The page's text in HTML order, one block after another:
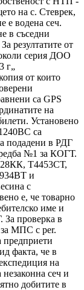
на с. Стеврек,
е водена сеч.
в съседни
резултатите от
серия ДОО
г„
от които
са GPS
на
Установено
са
подадени в РДГ
№1 за КОГТ.
Т4453СТ,
и
с
е, че товарно
име и
проверка в
МПС с per.
факта, че в
на
сеч и
добитите в